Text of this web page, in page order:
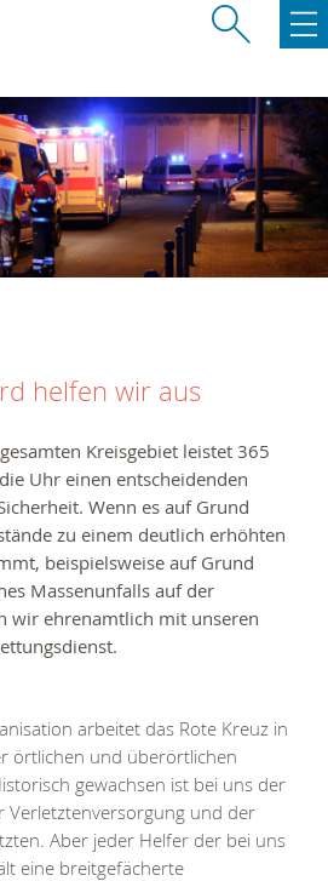
helfen wir aus
Kreisgebiet leistet 365
Uhr einen entscheidenden
Wenn es auf Grund
zu einem deutlich erhöhten
beispielsweise auf Grund
Massenunfalls auf der
wir ehrenamtlich mit unseren
arbeitet das Rote Kreuz in
örtlichen und überörtlichen
gewachsen ist bei uns der
Verletztenversorgung und der
Aber jeder Helfer der bei uns
eine breitgefächerte